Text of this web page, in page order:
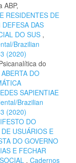
ABP,
RESIDENTES DE
DAS
DO SUS ,
Brazilian
(2020)
do
DO
SAPIENTIAE
Brazilian
(2020)
DO
USUÁRIOS E
DO GOVERNO
E FECHAR
, Cadernos